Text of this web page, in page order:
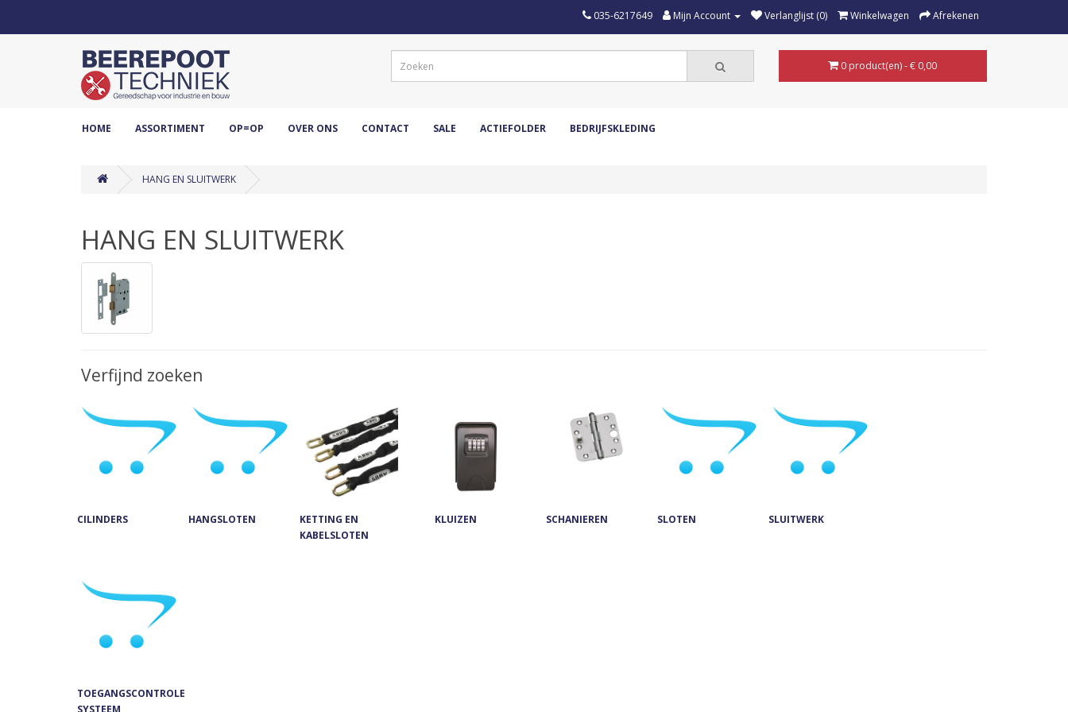
035-6217649 Mijn Account Verlanglijst (0) Winkelwagen Afrekenen
0 product(en) - € 0,00
HOME ASSORTIMENT OP=OP OVER ONS CONTACT SALE ACTIEFOLDER BEDRIJFSKLEDING
HANG EN SLUITWERK
HANG EN SLUITWERK
Verfijnd zoeken
CILINDERS HANGSLOTEN
KETTING EN
KABELSLOTEN
KLUIZEN SCHANIEREN SLOTEN SLUITWERK
TOEGANGSCONTROLE
SYSTEEM